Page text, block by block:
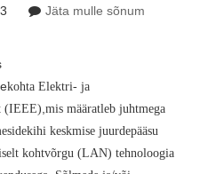
Jäta mulle sõnum
kohta Elektri- ja
(IEEE) mis määratleb juhtmega
keskmise juurdepääsu
kohtvõrgu (LAN) tehnoloogia